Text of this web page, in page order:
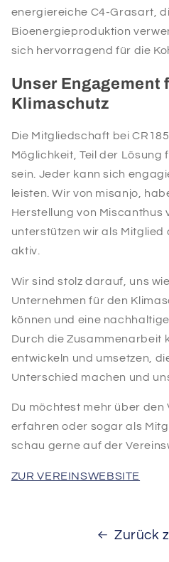
energiereiche C4-Grasart,
Bioenergieproduktion
sich hervorragend für die
Unser Engagement
Klimaschutz
Die Mitgliedschaft bei
Möglichkeit, Teil der Lösung
sein. Jeder kann sich
leisten. Wir von misanjo,
Herstellung von Miscanthus
unterstützen wir als Mitglied
aktiv.
Wir sind stolz darauf, uns
Unternehmen für den
können und eine
Durch die Zusammenarbeit
entwickeln und umsetzen,
Unterschied machen und
Du möchtest mehr über den
erfahren oder sogar als
schau gerne auf der
ZUR VEREINSWEBSITE
Zurück